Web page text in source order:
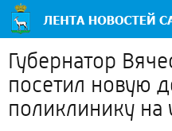
Губернатор
посетил новую
поликлинику на